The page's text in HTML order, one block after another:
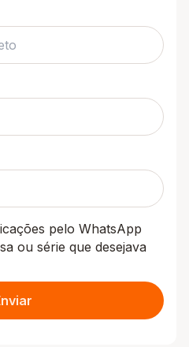
pelo WhatsApp
ou série que desejava